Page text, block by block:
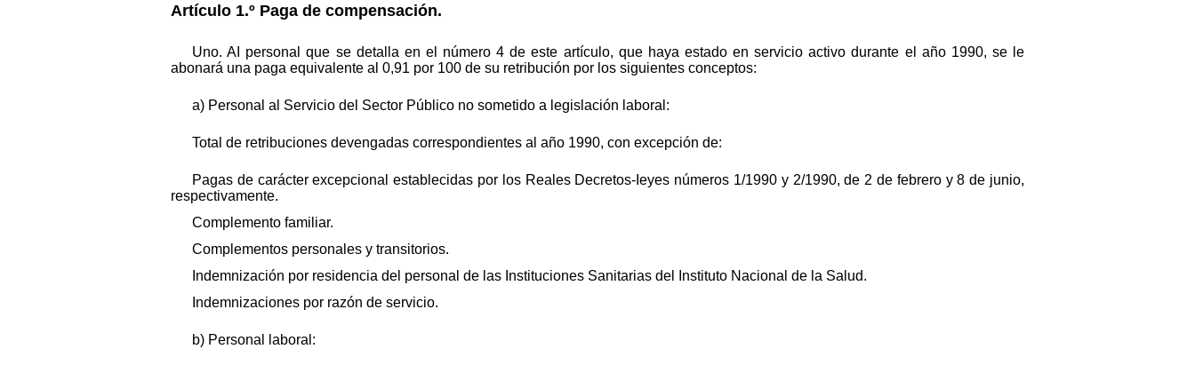
Artículo 1.º Paga de compensación.
Uno. AI personal que se detalla en el número 4 de este artículo, que haya estado en servicio activo durante el año 1990, se le
abonará una paga equivalente al 0,91 por 100 de su retribución por los siguientes conceptos:
a) Personal al Servicio del Sector Público no sometido a legislación laboral:
Total de retribuciones devengadas correspondientes al año 1990, con excepción de:
Pagas de carácter excepcional establecidas por los Reales Decretos-Ieyes números 1/1990 y 2/1990, de 2 de febrero y 8 de junio,
respectivamente.
Complemento familiar.
Complementos personales y transitorios.
Indemnización por residencia del personal de las Instituciones Sanitarias del Instituto Nacional de la Salud.
Indemnizaciones por razón de servicio.
b) Personal laboral: